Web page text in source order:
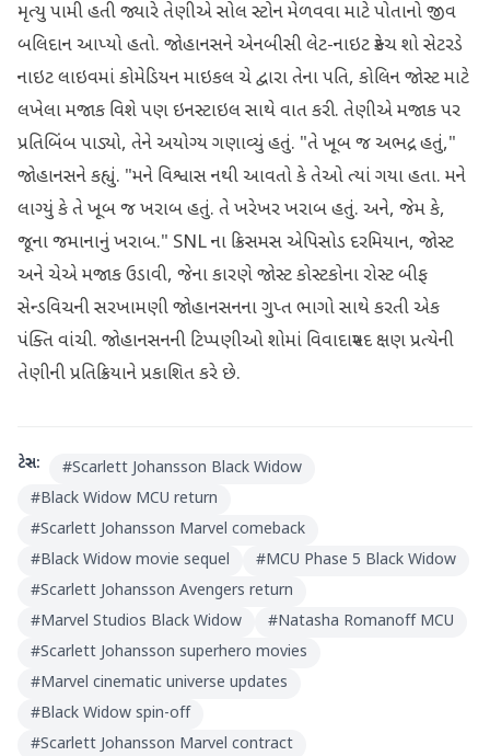
મૃત્યુ પામી હતી જ્યારે તેણીએ સોલ સ્ટોન મેળવવા માટે પોતાનો જીવ
બલિદાન આપ્યો હતો. જોહાનસને એનબીસી લેટ-નાઇટ સ્કેચ શો સેટરડે
નાઇટ લાઇવમાં કોમેડિયન માઇકલ ચે દ્વારા તેના પતિ, કોલિન જોસ્ટ માટે
લખેલા મજાક વિશે પણ ઇનસ્ટાઇલ સાથે વાત કરી. તેણીએ મજાક પર
પ્રતિબિંબ પાડ્યો, તેને અયોગ્ય ગણાવ્યું હતું. "તે ખૂબ જ અભદ્ર હતું,"
જોહાનસને કહ્યું. "મને વિશ્વાસ નથી આવતો કે તેઓ ત્યાં ગયા હતા. મને
લાગ્યું કે તે ખૂબ જ ખરાબ હતું. તે ખરેખર ખરાબ હતું. અને, જેમ કે,
જૂના જમાનાનું ખરાબ." SNL ના ક્રિસમસ એપિસોડ દરમિયાન, જોસ્ટ
અને ચેએ મજાક ઉડાવી, જેના કારણે જોસ્ટ કોસ્ટકોના રોસ્ટ બીફ
સેન્ડવિચની સરખામણી જોહાનસનના ગુપ્ત ભાગો સાથે કરતી એક
પંક્તિ વાંચી. જોહાનસનની ટિપ્પણીઓ શોમાં વિવાદાસ્પદ ક્ષણ પ્રત્યેની
તેણીની પ્રતિક્રિયાને પ્રકાશિત કરે છે.
ટેગ્સ: #Scarlett Johansson Black Widow
#Black Widow MCU return
#Scarlett Johansson Marvel comeback
#Black Widow movie sequel #MCU Phase 5 Black Widow
#Scarlett Johansson Avengers return
#Marvel Studios Black Widow #Natasha Romanoff MCU
#Scarlett Johansson superhero movies
#Marvel cinematic universe updates
#Black Widow spin-off
#Scarlett Johansson Marvel contract